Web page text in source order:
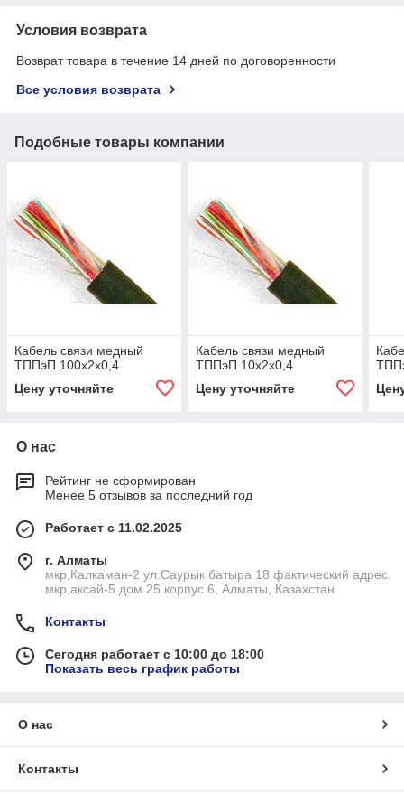
Условия возврата
Возврат товара в течение 14 дней по договоренности
Все условия возврата
Подобные товары компании
Кабель связи медный
ТППэП 100х2х0,4
Цену уточняйте
Кабель связи медный
ТППэП 10х2х0,4
Цену уточняйте
О нас
Рейтинг не сформирован
Менее 5 отзывов за последний год
Работает с 11.02.2025
г. Алматы
мкр,Калкаман-2 ул.Саурык батыра 18 фактический адрес
мкр,аксай-5 дом 25 корпус 6, Алматы, Казахстан
Контакты
Сегодня работает с 10:00 до 18:00
Показать весь график работы
О нас
Контакты